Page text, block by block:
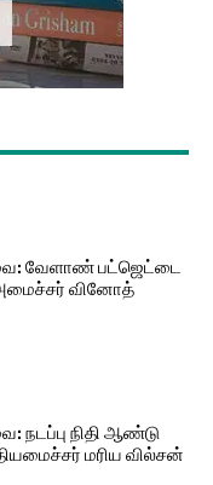
வேளாண் பட்​ஜெட்டை
வினோத்
நடப்பு நிதி ஆண்​டு
மரிய வில்சன்